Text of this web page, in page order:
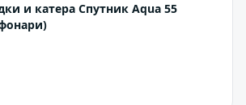
и катера Спутник Aqua 55